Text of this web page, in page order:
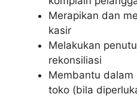
Merapikan dan
kasir
Melakukan
rekonsiliasi
Membantu dalam
toko (bila